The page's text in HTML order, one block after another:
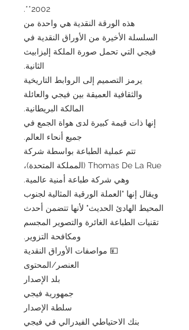
2002**.
هذه الورقة النقدية هي واحدة من
السلسلة الأخيرة من الأوراق النقدية في
فيجي التي تحمل صورة الملكة إليزابيث
الثانية.
يرمز التصميم إلى الروابط التاريخية
والثقافية العميقة بين فيجي والعائلة
المالكة البريطانية.
إنها ذات قيمة كبيرة لدى هواة الجمع في
جميع أنحاء العالم.
تتم عملية الطباعة بواسطة شركة
Thomas De La Rue (المملكة المتحدة)،
وهي شركة طباعة أمنية عالمية.
ويقال إنها "العملة الورقية المثالية لجنوب
المحيط الهادئ الحديث" لأنها تتضمن أحدث
تقنيات الطباعة الغائرة والتصوير المجسم
ومكافحة التزوير.
💴 مواصفات الأوراق النقدية
العنصر/المحتوى
بلد الإصدار
جمهورية فيجي
سلطة الإصدار
بنك الاحتياطي الفيدرالي في فيجي